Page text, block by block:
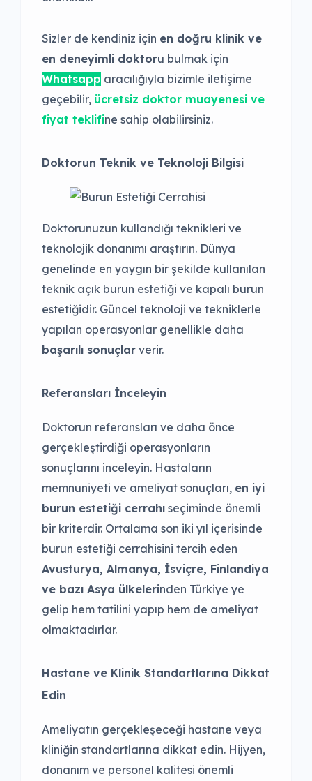
Sizler de kendiniz için en doğru klinik ve
en deneyimli doktoru bulmak için
Whatsapp aracılığıyla bizimle iletişime
geçebilir, ücretsiz doktor muayenesi ve
fiyat teklifine sahip olabilirsiniz.
Doktorun Teknik ve Teknoloji Bilgisi
Doktorunuzun kullandığı teknikleri ve
teknolojik donanımı araştırın. Dünya
genelinde en yaygın bir şekilde kullanılan
teknik açık burun estetiği ve kapalı burun
estetiğidir. Güncel teknoloji ve tekniklerle
yapılan operasyonlar genellikle daha
başarılı sonuçlar verir.
Referansları İnceleyin
Doktorun referansları ve daha önce
gerçekleştirdiği operasyonların
sonuçlarını inceleyin. Hastaların
memnuniyeti ve ameliyat sonuçları, en iyi
burun estetiği cerrahı seçiminde önemli
bir kriterdir. Ortalama son iki yıl içerisinde
burun estetiği cerrahisini tercih eden
Avusturya, Almanya, İsviçre, Finlandiya
ve bazı Asya ülkelerinden Türkiye ye
gelip hem tatilini yapıp hem de ameliyat
olmaktadırlar.
Hastane ve Klinik Standartlarına Dikkat
Edin
Ameliyatın gerçekleşeceği hastane veya
kliniğin standartlarına dikkat edin. Hijyen,
donanım ve personel kalitesi önemli